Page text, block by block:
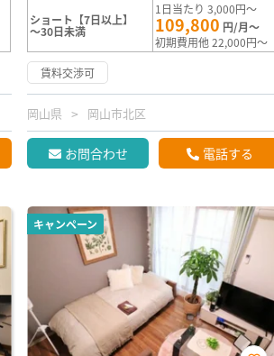
ショート【7日以上】
～30日未満
1日当たり 3,000円～
109,800 円/月～
初期費用他 22,000円～
賃料交渉可
岡山県 岡山市北区
お問合わせ 電話する
キャンペーン